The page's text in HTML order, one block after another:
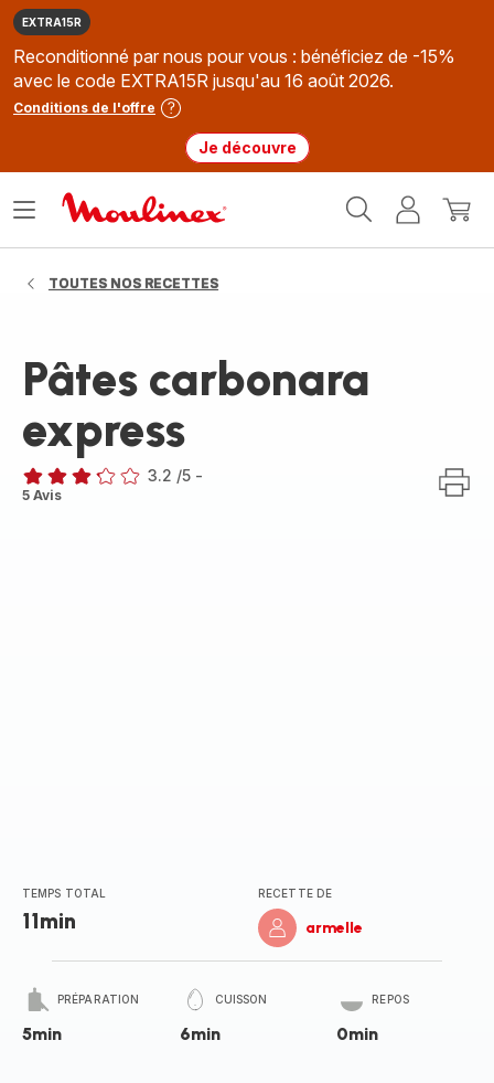
EXTRA15R
Reconditionné par nous pour vous : bénéficiez de -15%
avec le code EXTRA15R jusqu'au 16 août 2026.
Conditions de l'offre
Je découvre
MonMon
Ouvrir
TOUTES NOS RECETTES
Pâtes carbonara
express
ratings.3.2
3.2 /5 -
5 Avis
TEMPS TOTAL
11min
RECETTE DE
armelle
PRÉPARATION
5min
CUISSON
6min
REPOS
0min